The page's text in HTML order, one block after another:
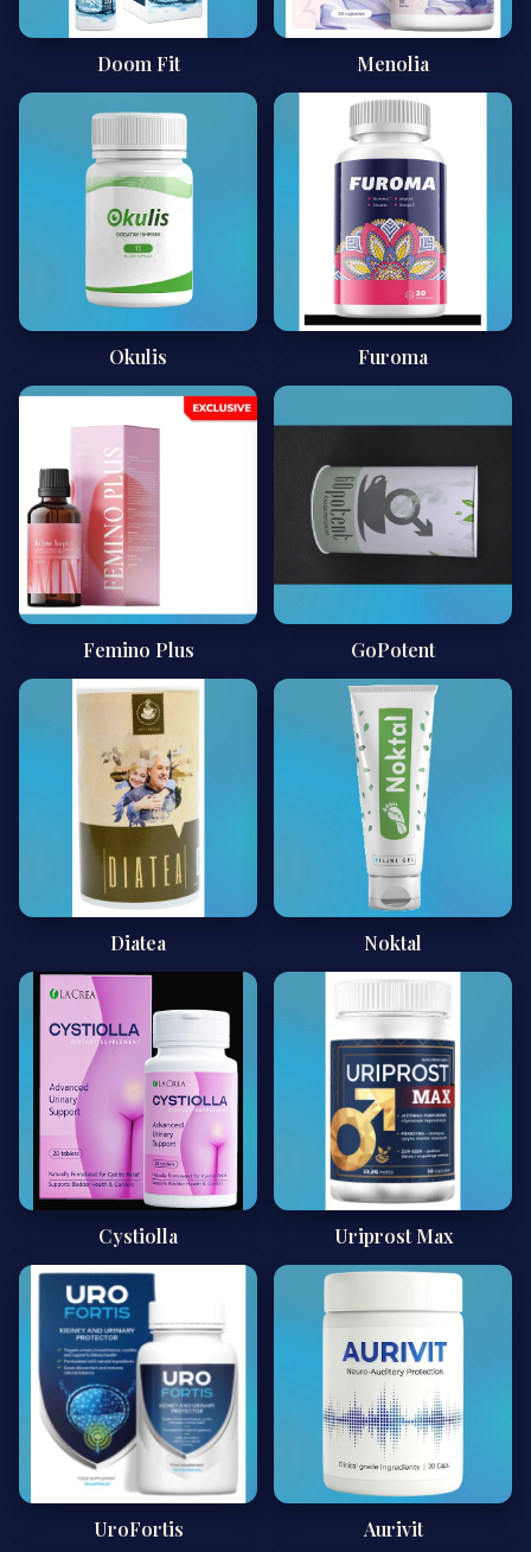
Doom Fit Menolia
Okulis Furoma
Femino Plus GoPotent
Diatea Noktal
Cystiolla Uriprost Max
UroFortis Aurivit